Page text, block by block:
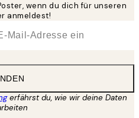
wenn du dich für unseren
anmeldest!
erfährst du, wie wir deine Daten